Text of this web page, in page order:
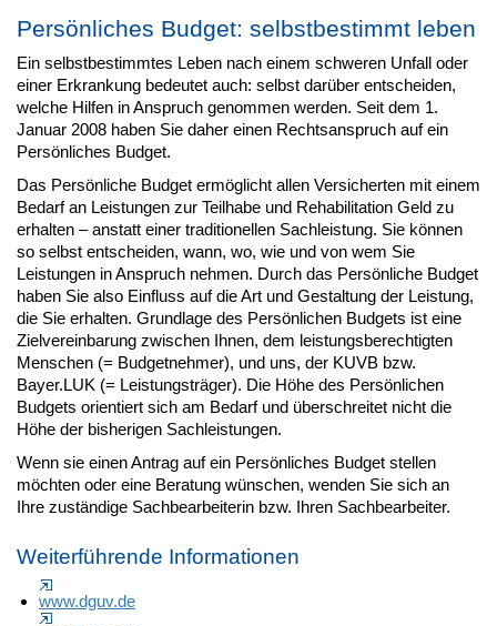
Persönliches Budget: selbstbestimmt leben
Ein selbstbestimmtes Leben nach einem schweren Unfall oder
einer Erkrankung bedeutet auch: selbst darüber entscheiden,
welche Hilfen in Anspruch genommen werden. Seit dem 1.
Januar 2008 haben Sie daher einen Rechtsanspruch auf ein
Persönliches Budget.
Das Persönliche Budget ermöglicht allen Versicherten mit einem
Bedarf an Leistungen zur Teilhabe und Rehabilitation Geld zu
erhalten – anstatt einer traditionellen Sachleistung. Sie können
so selbst entscheiden, wann, wo, wie und von wem Sie
Leistungen in Anspruch nehmen. Durch das Persönliche Budget
haben Sie also Einfluss auf die Art und Gestaltung der Leistung,
die Sie erhalten. Grundlage des Persönlichen Budgets ist eine
Zielvereinbarung zwischen Ihnen, dem leistungsberechtigten
Menschen (= Budgetnehmer), und uns, der KUVB bzw.
Bayer.LUK (= Leistungsträger). Die Höhe des Persönlichen
Budgets orientiert sich am Bedarf und überschreitet nicht die
Höhe der bisherigen Sachleistungen.
Wenn sie einen Antrag auf ein Persönliches Budget stellen
möchten oder eine Beratung wünschen, wenden Sie sich an
Ihre zuständige Sachbearbeiterin bzw. Ihren Sachbearbeiter.
Weiterführende Informationen
www.dguv.de